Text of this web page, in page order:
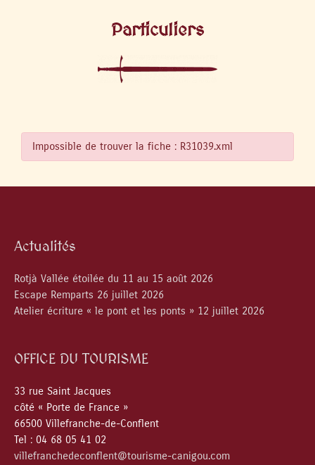
Particuliers
Impossible de trouver la fiche : R31039.xml
Actualités
Rotjà Vallée étoilée du 11 au 15 août 2026
Escape Remparts 26 juillet 2026
Atelier écriture « le pont et les ponts » 12 juillet 2026
OFFICE DU TOURISME
33 rue Saint Jacques
côté « Porte de France »
66500 Villefranche-de-Conflent
Tel : 04 68 05 41 02
villefranchedeconflent@tourisme-canigou.com